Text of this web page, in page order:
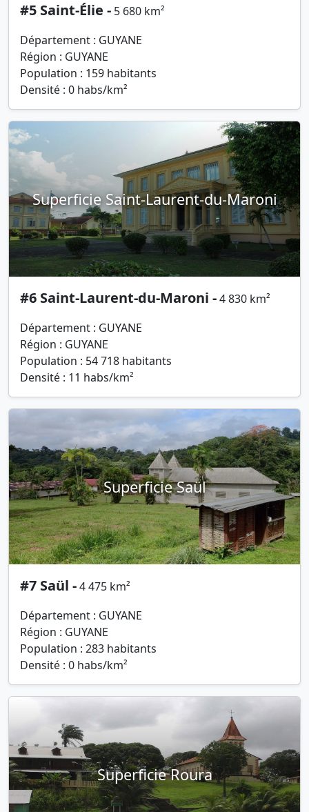
#5 Saint-Élie - 5 680 km²
Département : GUYANE
Région : GUYANE
Population : 159 habitants
Densité : 0 habs/km²
Superficie Saint-Laurent-du-Maroni
#6 Saint-Laurent-du-Maroni -4 830 km²
Département : GUYANE
Région : GUYANE
Population : 54 718 habitants
Densité : 11 habs/km²
Superficie Saül
#7 Saül -4 475 km²
Département : GUYANE
Région : GUYANE
Population : 283 habitants
Densité : 0 habs/km²
Superficie Roura